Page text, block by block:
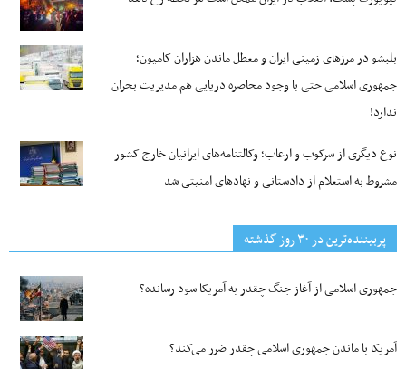
بلبشو در مرزهای زمینی ایران و معطل ماندن هزاران کامیون؛
جمهوری اسلامی حتی با وجود محاصره دریایی هم مدیریت بحران
ندارد!
نوع دیگری از سرکوب و ارعاب؛ وکالتنامه‌های ایرانیان خارج کشور
مشروط به استعلام از دادستانی و نهادهای امنیتی شد
پربیننده‌ترین‌ در ۳۰ روز گذشته
جمهوری اسلامی از آغاز جنگ چقدر به آمریکا سود رسانده؟
آمریکا با ماندن جمهوری اسلامی چقدر ضرر می‌کند؟